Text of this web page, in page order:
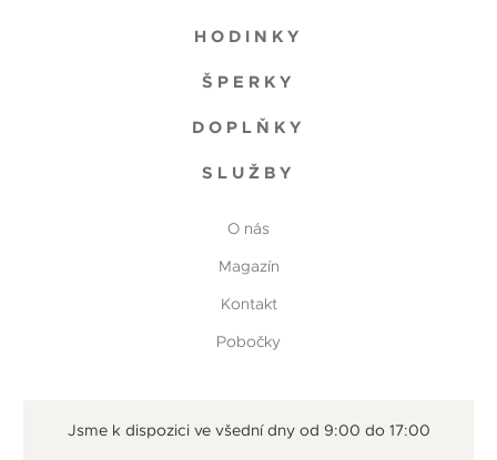
HODINKY
ŠPERKY
DOPLŇKY
SLUŽBY
O nás
Magazín
Kontakt
Pobočky
Jsme k dispozici ve všední dny od 9:00 do 17:00